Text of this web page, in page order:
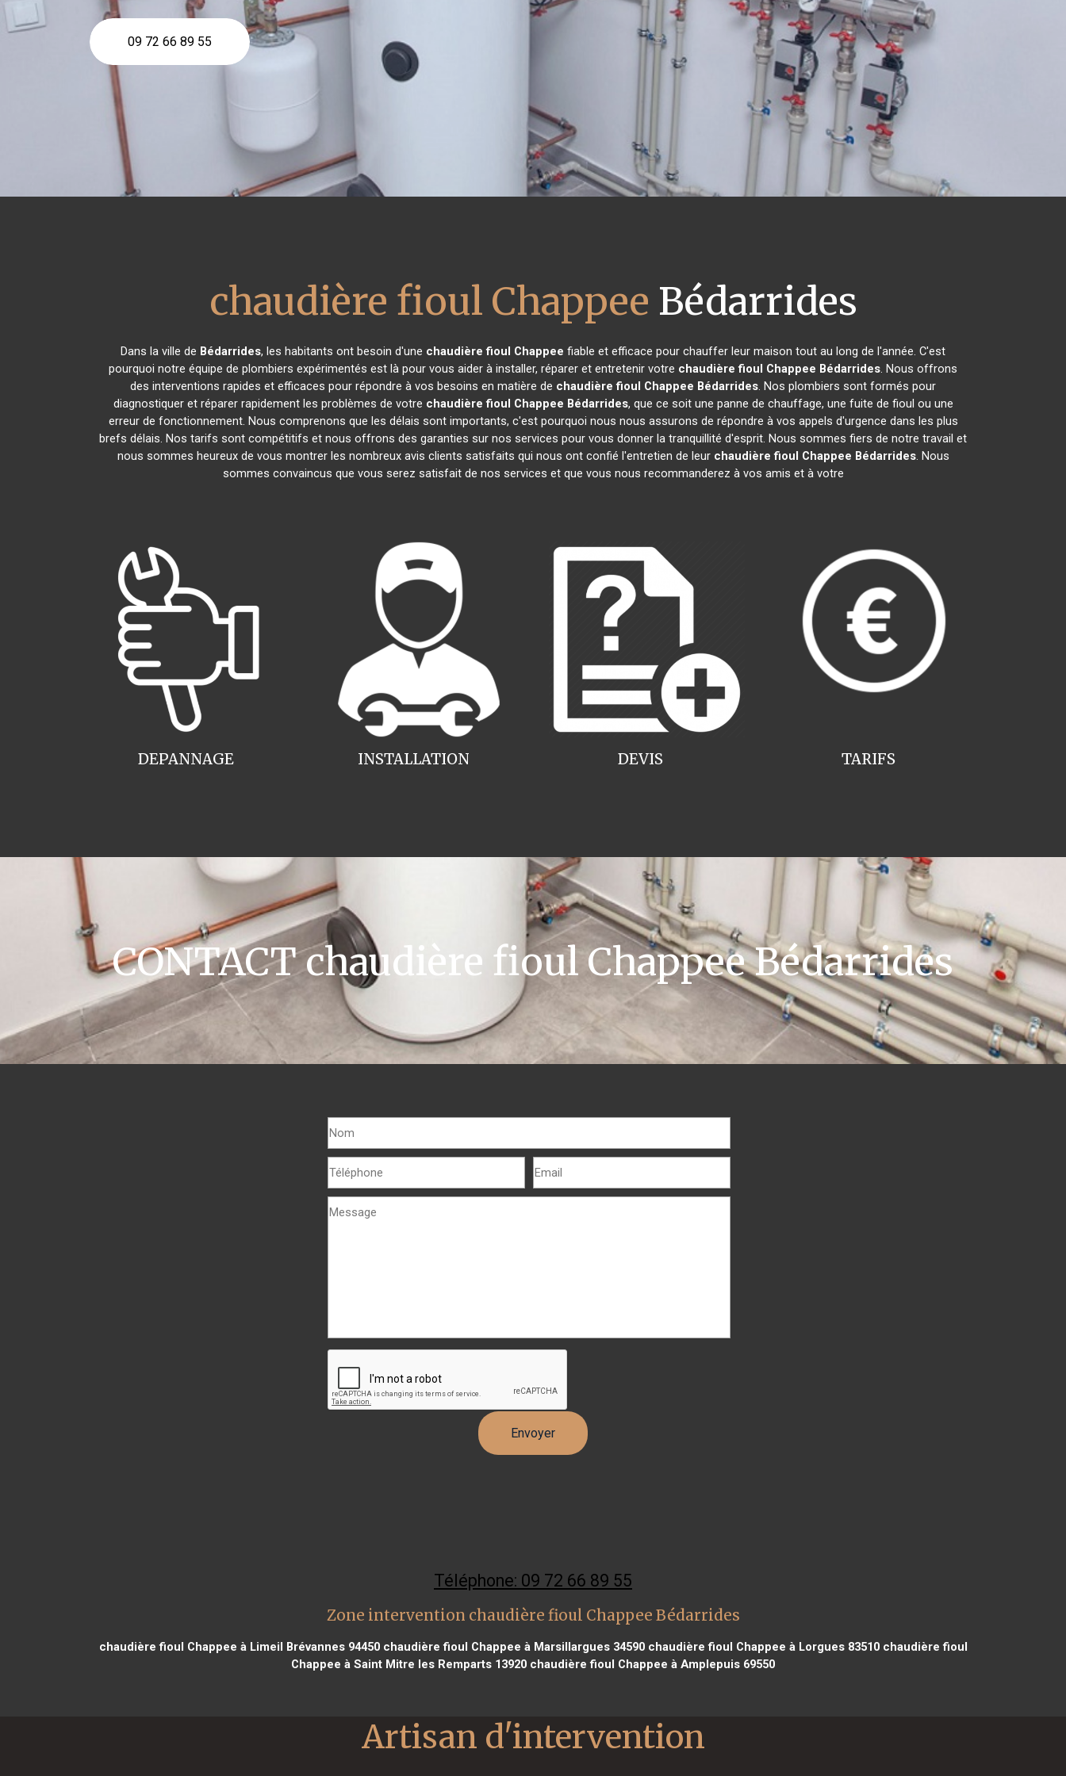
09 72 66 89 55
chaudière fioul Chappee Bédarrides
Dans la ville de Bédarrides, les habitants ont besoin d'une chaudière fioul Chappee fiable et efficace pour chauffer leur maison tout au long de l'année. C'est
pourquoi notre équipe de plombiers expérimentés est là pour vous aider à installer, réparer et entretenir votre chaudière fioul Chappee Bédarrides. Nous offrons
des interventions rapides et efficaces pour répondre à vos besoins en matière de chaudière fioul Chappee Bédarrides. Nos plombiers sont formés pour
diagnostiquer et réparer rapidement les problèmes de votre chaudière fioul Chappee Bédarrides, que ce soit une panne de chauffage, une fuite de fioul ou une
erreur de fonctionnement. Nous comprenons que les délais sont importants, c'est pourquoi nous nous assurons de répondre à vos appels d'urgence dans les plus
brefs délais. Nos tarifs sont compétitifs et nous offrons des garanties sur nos services pour vous donner la tranquillité d'esprit. Nous sommes fiers de notre travail et
nous sommes heureux de vous montrer les nombreux avis clients satisfaits qui nous ont confié l'entretien de leur chaudière fioul Chappee Bédarrides. Nous
sommes convaincus que vous serez satisfait de nos services et que vous nous recommanderez à vos amis et à votre
INSTALLATION
DEPANNAGE TARIFS
DEVIS
CONTACT chaudière fioul Chappee Bédarrides
Téléphone: 09 72 66 89 55
Zone intervention chaudière fioul Chappee Bédarrides
chaudière fioul Chappee à Limeil Brévannes 94450chaudière fioul Chappee à Marsillargues 34590chaudière fioul Chappee à Lorgues 83510chaudière fioul
Chappee à Saint Mitre les Remparts 13920 chaudière fioul Chappee à Amplepuis 69550
Artisan d'intervention